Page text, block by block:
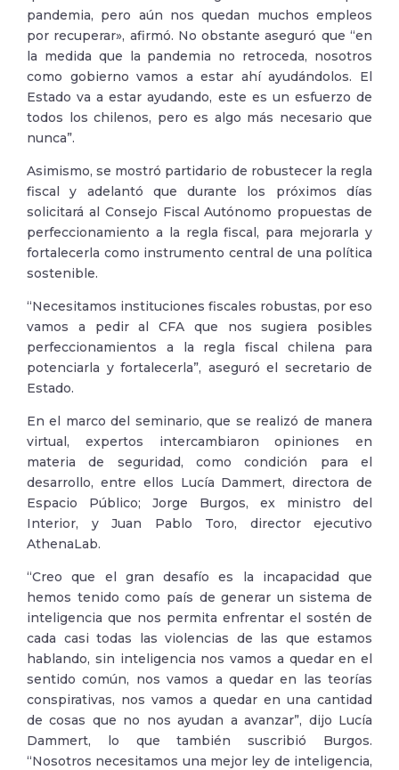
pandemia, pero aún nos quedan muchos empleos
por recuperar», afirmó. No obstante aseguró que “en
la medida que la pandemia no retroceda, nosotros
como gobierno vamos a estar ahí ayudándolos. El
Estado va a estar ayudando, este es un esfuerzo de
todos los chilenos, pero es algo más necesario que
nunca”.
Asimismo, se mostró partidario de robustecer la regla
fiscal y adelantó que durante los próximos días
solicitará al Consejo Fiscal Autónomo propuestas de
perfeccionamiento a la regla fiscal, para mejorarla y
fortalecerla como instrumento central de una política
sostenible.
“Necesitamos instituciones fiscales robustas, por eso
vamos a pedir al CFA que nos sugiera posibles
perfeccionamientos a la regla fiscal chilena para
potenciarla y fortalecerla”, aseguró el secretario de
Estado.
En el marco del seminario, que se realizó de manera
virtual, expertos intercambiaron opiniones en
materia de seguridad, como condición para el
desarrollo, entre ellos Lucía Dammert, directora de
Espacio Público; Jorge Burgos, ex ministro del
Interior, y Juan Pablo Toro, director ejecutivo
AthenaLab.
“Creo que el gran desafío es la incapacidad que
hemos tenido como país de generar un sistema de
inteligencia que nos permita enfrentar el sostén de
cada casi todas las violencias de las que estamos
hablando, sin inteligencia nos vamos a quedar en el
sentido común, nos vamos a quedar en las teorías
conspirativas, nos vamos a quedar en una cantidad
de cosas que no nos ayudan a avanzar”, dijo Lucía
Dammert, lo que también suscribió Burgos.
“Nosotros necesitamos una mejor ley de inteligencia,